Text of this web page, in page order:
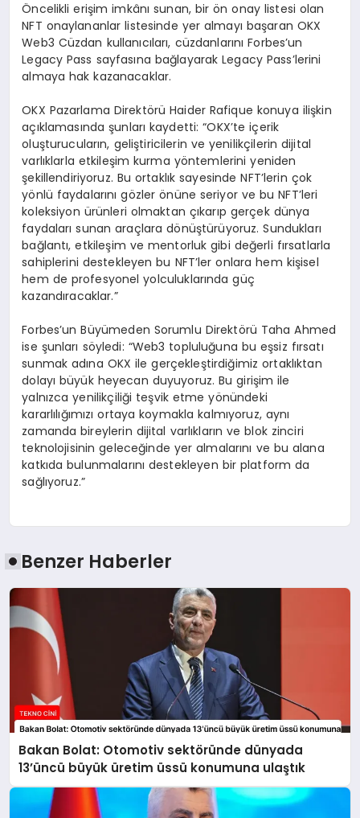
Öncelikli erişim imkânı sunan, bir ön onay listesi olan
NFT onaylananlar listesinde yer almayı başaran OKX
Web3 Cüzdan kullanıcıları, cüzdanlarını Forbes’un
Legacy Pass sayfasına bağlayarak Legacy Pass’lerini
almaya hak kazanacaklar.
OKX Pazarlama Direktörü Haider Rafique konuya ilişkin
açıklamasında şunları kaydetti: “OKX’te içerik
oluşturucuların, geliştiricilerin ve yenilikçilerin dijital
varlıklarla etkileşim kurma yöntemlerini yeniden
şekillendiriyoruz. Bu ortaklık sayesinde NFT’lerin çok
yönlü faydalarını gözler önüne seriyor ve bu NFT’leri
koleksiyon ürünleri olmaktan çıkarıp gerçek dünya
faydaları sunan araçlara dönüştürüyoruz. Sundukları
bağlantı, etkileşim ve mentorluk gibi değerli fırsatlarla
sahiplerini destekleyen bu NFT’ler onlara hem kişisel
hem de profesyonel yolculuklarında güç
kazandıracaklar.”
Forbes’un Büyümeden Sorumlu Direktörü Taha Ahmed
ise şunları söyledi: “Web3 topluluğuna bu eşsiz fırsatı
sunmak adına OKX ile gerçekleştirdiğimiz ortaklıktan
dolayı büyük heyecan duyuyoruz. Bu girişim ile
yalnızca yenilikçiliği teşvik etme yönündeki
kararlılığımızı ortaya koymakla kalmıyoruz, aynı
zamanda bireylerin dijital varlıkların ve blok zinciri
teknolojisinin geleceğinde yer almalarını ve bu alana
katkıda bulunmalarını destekleyen bir platform da
sağlıyoruz.”
Benzer Haberler
Bakan Bolat: Otomotiv sektöründe dünyada
13’üncü büyük üretim üssü konumuna ulaştık